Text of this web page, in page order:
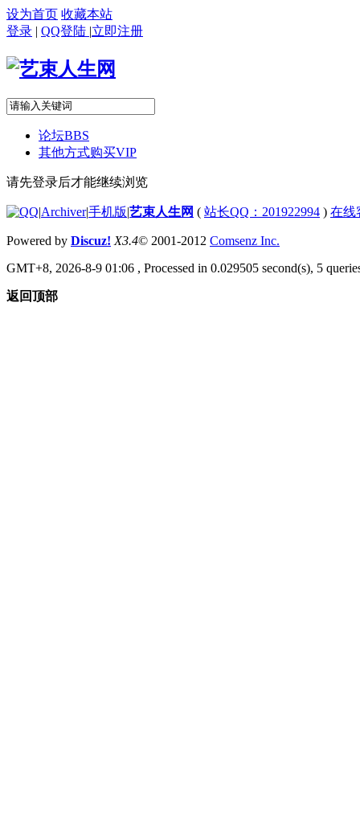
设为首页 收藏本站
登录 | QQ登陆 |立即注册
论坛BBS
其他方式购买VIP
请先登录后才能继续浏览
|Archiver|手机版|艺束人生网 ( 站长QQ：201922994 ) 在线
Powered by Discuz! X3.4© 2001-2012 Comsenz Inc.
GMT+8, 2026-8-9 01:06 , Processed in 0.029505 second(s), 5
返回顶部